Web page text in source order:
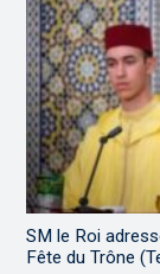
SM le Roi
Fête du Trône